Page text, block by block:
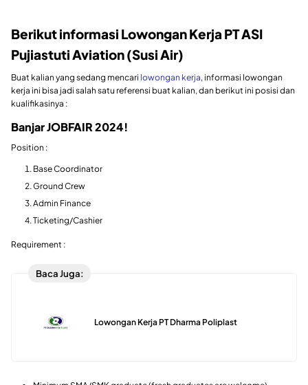
Berikut informasi Lowongan Kerja PT ASI
Pujiastuti Aviation (Susi Air)
Buat kalian yang sedang mencari lowongan kerja, informasi lowongan
kerja ini bisa jadi salah satu referensi buat kalian, dan berikut ini posisi dan
kualifikasinya :
Banjar JOBFAIR 2024!
Position :
Base Coordinator
Ground Crew
Admin Finance
Ticketing/Cashier
Requirement :
Baca Juga:
Lowongan Kerja PT Dharma Poliplast